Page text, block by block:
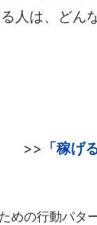
人は、どん
>> 「稼げ
めの行動パタ